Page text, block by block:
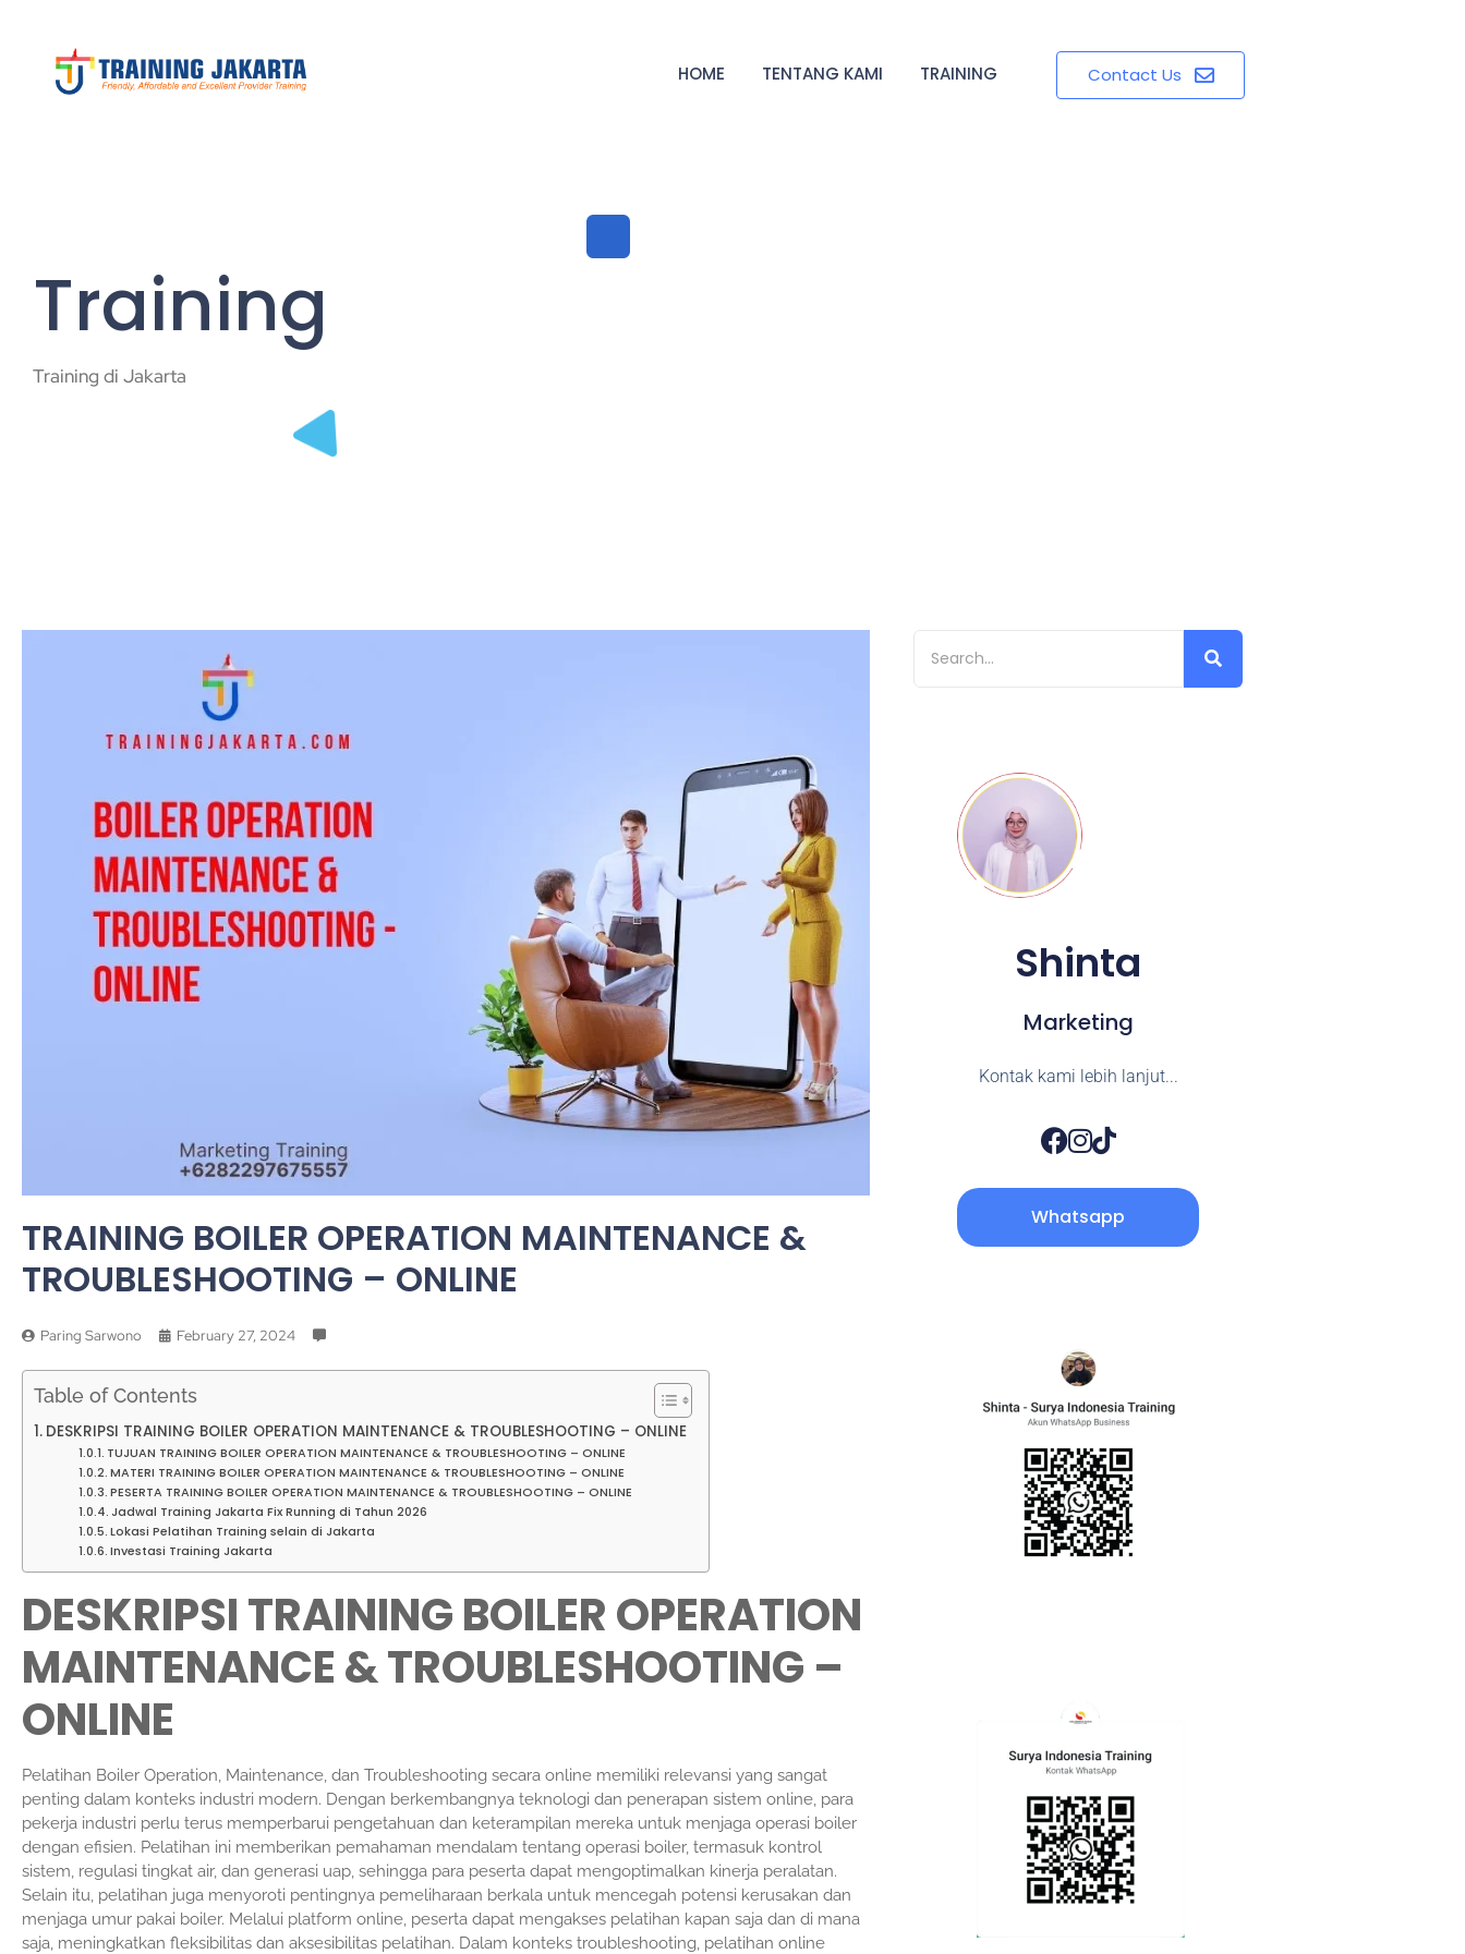
HOME TENTANG KAMI TRAINING Contact Us
Training
Training di Jakarta
TRAINING BOILER OPERATION MAINTENANCE &
TROUBLESHOOTING – ONLINE
Paring Sarwono February 27, 2024
Table of Contents
DESKRIPSI TRAINING BOILER OPERATION MAINTENANCE & TROUBLESHOOTING – ONLINE
TUJUAN TRAINING BOILER OPERATION MAINTENANCE & TROUBLESHOOTING – ONLINE
MATERI TRAINING BOILER OPERATION MAINTENANCE & TROUBLESHOOTING – ONLINE
PESERTA TRAINING BOILER OPERATION MAINTENANCE & TROUBLESHOOTING – ONLINE
Jadwal Training Jakarta Fix Running di Tahun 2026
Lokasi Pelatihan Training selain di Jakarta
Investasi Training Jakarta
DESKRIPSI TRAINING BOILER OPERATION
MAINTENANCE & TROUBLESHOOTING –
ONLINE
Pelatihan Boiler Operation, Maintenance, dan Troubleshooting secara online memiliki relevansi yang sangat
penting dalam konteks industri modern. Dengan berkembangnya teknologi dan penerapan sistem online, para
pekerja industri perlu terus memperbarui pengetahuan dan keterampilan mereka untuk menjaga operasi boiler
dengan efisien. Pelatihan ini memberikan pemahaman mendalam tentang operasi boiler, termasuk kontrol
sistem, regulasi tingkat air, dan generasi uap, sehingga para peserta dapat mengoptimalkan kinerja peralatan.
Selain itu, pelatihan juga menyoroti pentingnya pemeliharaan berkala untuk mencegah potensi kerusakan dan
menjaga umur pakai boiler. Melalui platform online, peserta dapat mengakses pelatihan kapan saja dan di mana
saja, meningkatkan fleksibilitas dan aksesibilitas pelatihan. Dalam konteks troubleshooting, pelatihan online
Shinta
Marketing
Kontak kami lebih lanjut...
Whatsapp